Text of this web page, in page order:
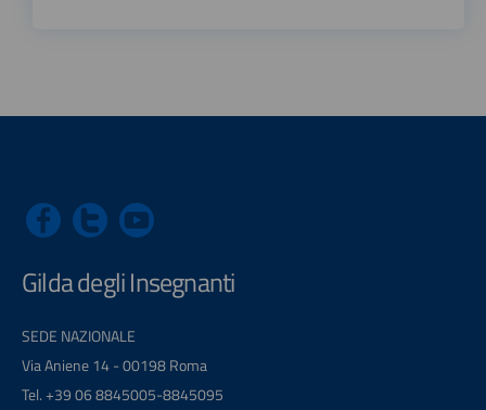
Gilda degli Insegnanti
SEDE NAZIONALE
Via Aniene 14 - 00198 Roma
Tel. +39 06 8845005-8845095